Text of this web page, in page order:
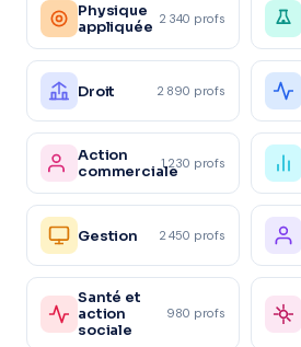
Physique
appliquée 2 340 profs
Droit 2 890 profs
Action
commerciale1 230 profs
Gestion 2 450 profs
Santé et
action
sociale
980 profs